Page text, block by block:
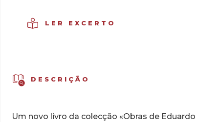
LER EXCERTO
DESCRIÇÃO
Um novo livro da colecção «Obras de Eduardo